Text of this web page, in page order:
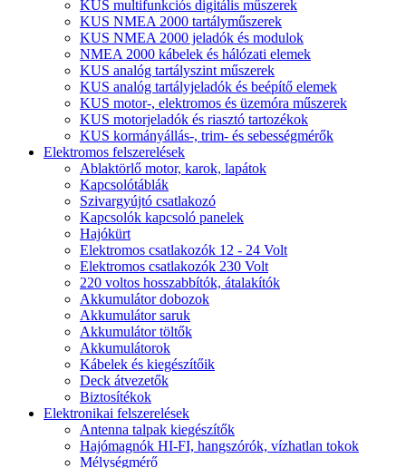
KUS multifunkciós digitális műszerek
KUS NMEA 2000 tartályműszerek
KUS NMEA 2000 jeladók és modulok
NMEA 2000 kábelek és hálózati elemek
KUS analóg tartályszint műszerek
KUS analóg tartályjeladók és beépítő elemek
KUS motor-, elektromos és üzemóra műszerek
KUS motorjeladók és riasztó tartozékok
KUS kormányállás-, trim- és sebességmérők
Elektromos felszerelések
Ablaktörlő motor, karok, lapátok
Kapcsolótáblák
Szivargyújtó csatlakozó
Kapcsolók kapcsoló panelek
Hajókürt
Elektromos csatlakozók 12 - 24 Volt
Elektromos csatlakozók 230 Volt
220 voltos hosszabbítók, átalakítók
Akkumulátor dobozok
Akkumulátor saruk
Akkumulátor töltők
Akkumulátorok
Kábelek és kiegészítőik
Deck átvezetők
Biztosítékok
Elektronikai felszerelések
Antenna talpak kiegészítők
Hajómagnók HI-FI, hangszórók, vízhatlan tokok
Mélységmérő